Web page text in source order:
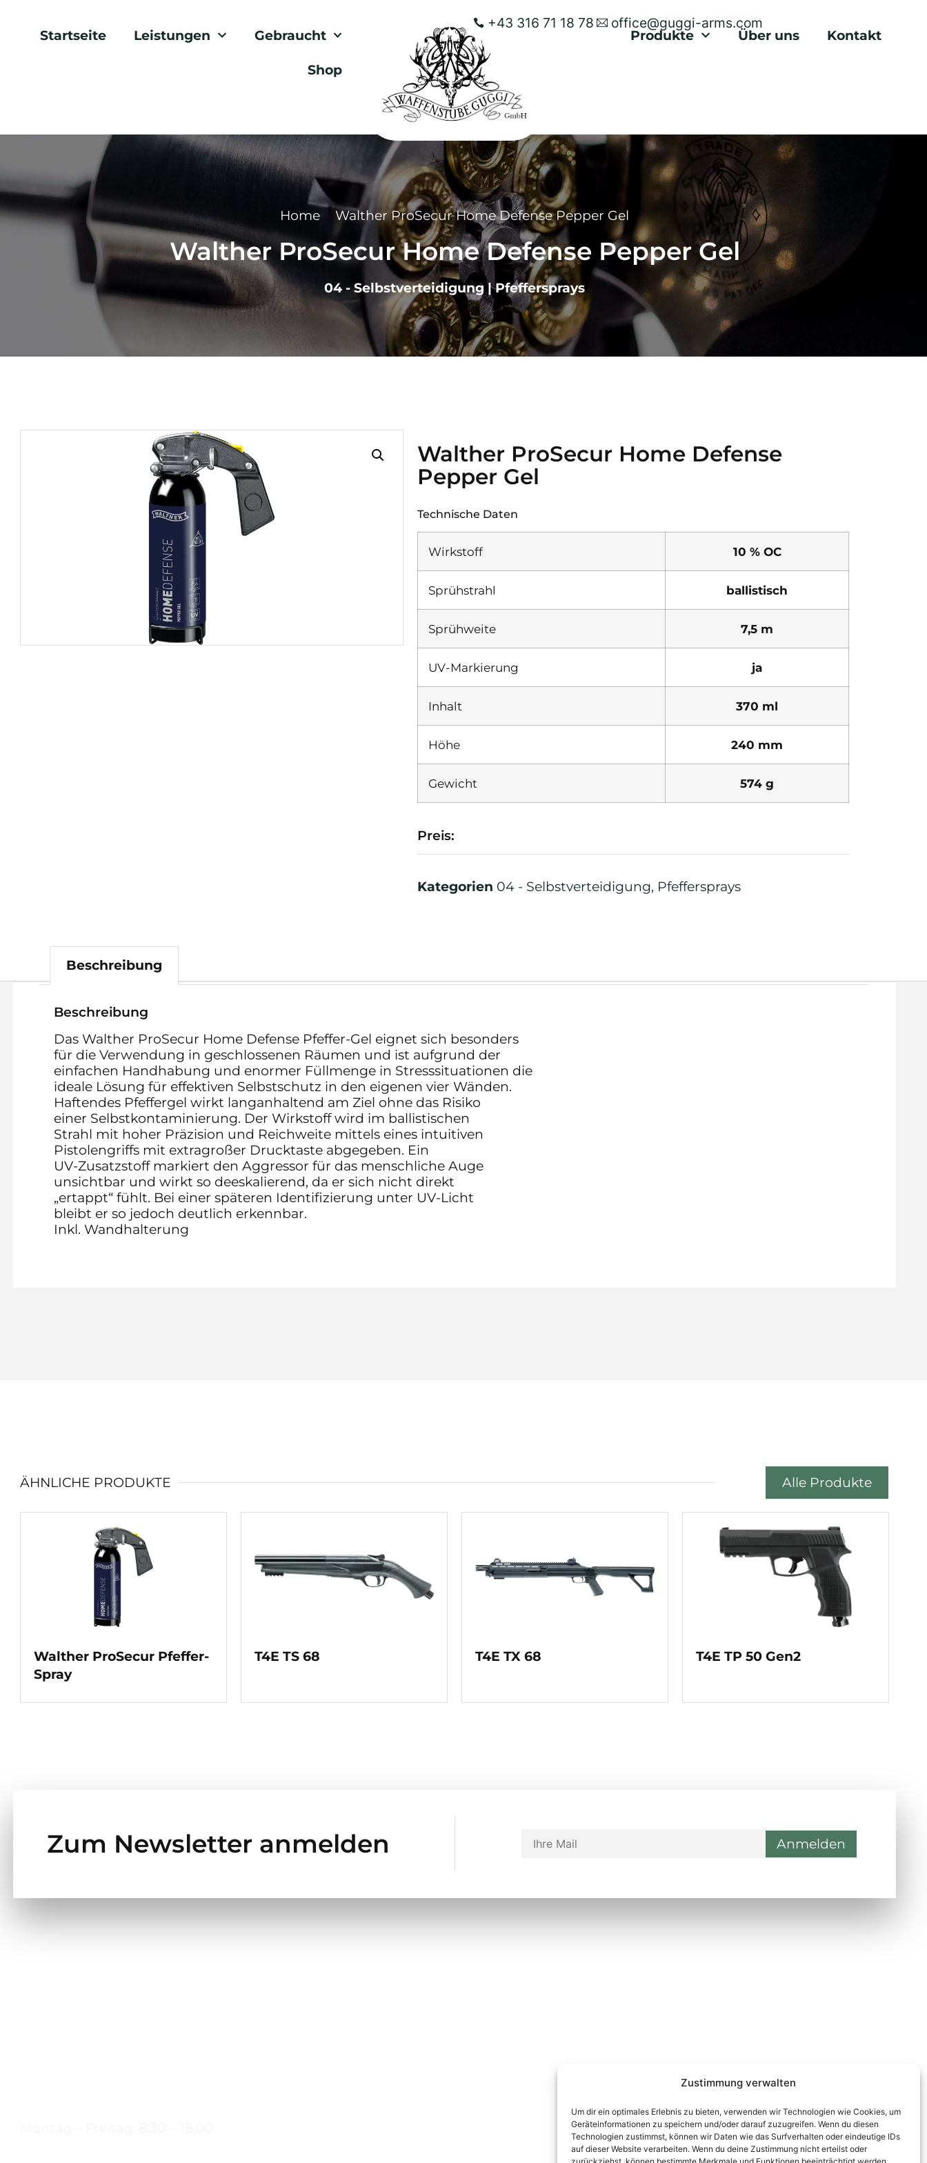
Zustimmung verwalten
Um dir ein optimales Erlebnis zu bieten, verwenden wir Technologien wie Cookies, um
Geräteinformationen zu speichern und/oder darauf zuzugreifen. Wenn du diesen
Technologien zustimmst, können wir Daten wie das Surfverhalten oder eindeutige IDs
auf dieser Website verarbeiten. Wenn du deine Zustimmung nicht erteilst oder
+43 316 71 18 78 office@guggi-arms.com
Startseite Leistungen Gebraucht
Shop
Produkte Über uns Kontakt
Home Walther ProSecur Home Defense Pepper Gel
Walther ProSecur Home Defense Pepper Gel
04 - Selbstverteidigung|Pfeffersprays
Walther ProSecur Home Defense
Pepper Gel
Technische Daten
Wirkstoff 10 % OC
Sprühstrahl ballistisch
Sprühweite 7,5 m
UV-Markierung ja
Inhalt 370 ml
Höhe 240 mm
Gewicht 574 g
Preis:
Kategorien 04 - Selbstverteidigung, Pfeffersprays
Beschreibung
Beschreibung
Das Walther ProSecur Home Defense Pfeffer-Gel eignet sich besonders
für die Verwendung in geschlossenen Räumen und ist aufgrund der
einfachen Handhabung und enormer Füllmenge in Stresssituationen die
ideale Lösung für effektiven Selbstschutz in den eigenen vier Wänden.
Haftendes Pfeffergel wirkt langanhaltend am Ziel ohne das Risiko
einer Selbstkontaminierung. Der Wirkstoff wird im ballistischen
Strahl mit hoher Präzision und Reichweite mittels eines intuitiven
Pistolengriffs mit extragroßer Drucktaste abgegeben. Ein
UV-Zusatzstoff markiert den Aggressor für das menschliche Auge
unsichtbar und wirkt so deeskalierend, da er sich nicht direkt
„ertappt“ fühlt. Bei einer späteren Identifizierung unter UV-Licht
bleibt er so jedoch deutlich erkennbar.
Inkl. Wandhalterung
ÄHNLICHE PRODUKTE Alle Produkte
Walther ProSecur Pfeffer-
Spray
T4E TS 68 T4E TX 68 T4E TP 50 Gen2
Zum Newsletter anmelden